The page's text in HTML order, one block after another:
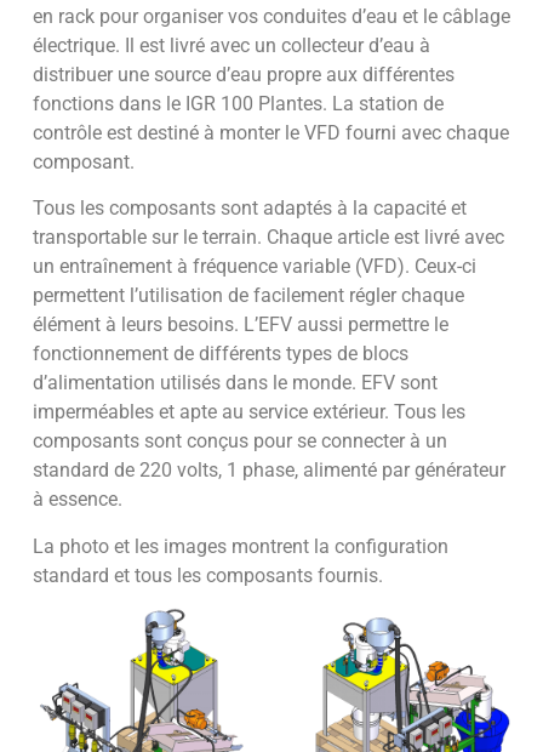
en rack pour organiser vos conduites d’eau et le câblage
électrique. Il est livré avec un collecteur d’eau à
distribuer une source d’eau propre aux différentes
fonctions dans le IGR 100 Plantes. La station de
contrôle est destiné à monter le VFD fourni avec chaque
composant.
Tous les composants sont adaptés à la capacité et
transportable sur le terrain. Chaque article est livré avec
un entraînement à fréquence variable (VFD). Ceux-ci
permettent l’utilisation de facilement régler chaque
élément à leurs besoins. L’EFV aussi permettre le
fonctionnement de différents types de blocs
d’alimentation utilisés dans le monde. EFV sont
imperméables et apte au service extérieur. Tous les
composants sont conçus pour se connecter à un
standard de 220 volts, 1 phase, alimenté par générateur
à essence.
La photo et les images montrent la configuration
standard et tous les composants fournis.